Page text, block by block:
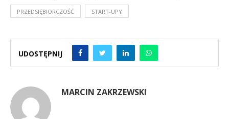
PRZEDSIĘBIORCZOŚĆ START-UPY
UDOSTĘPNIJ
MARCIN ZAKRZEWSKI